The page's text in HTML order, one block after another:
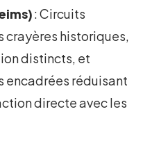
: Circuits
crayères historiques,
distincts, et
encadrées réduisant
directe avec les